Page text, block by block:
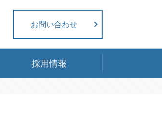
お問い合わせ
採用情報